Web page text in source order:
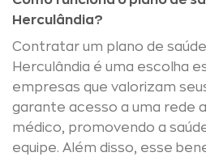
Herculândia?
Contratar um plano de
Herculândia é uma escolha
empresas que valorizam
garante acesso a uma rede
médico, promovendo a
equipe. Além disso, esse